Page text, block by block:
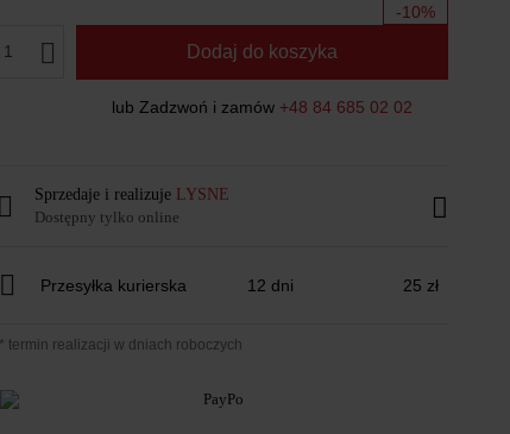
-10%
1 Dodaj do koszyka
lub Zadzwoń i zamów +48 84 685 02 02
Sprzedaje i realizuje LYSNE
Dostępny tylko online
Przesyłka kurierska 12 dni 25 zł
* termin realizacji w dniach roboczych